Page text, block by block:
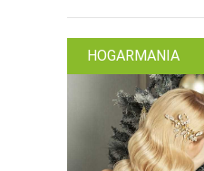
HOGARMANIA